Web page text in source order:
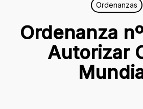
Ordenanzas
Ordenanza
Autorizar